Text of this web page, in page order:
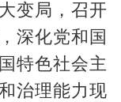
变局，召开
深化党和国
特色社会主
治理能力现